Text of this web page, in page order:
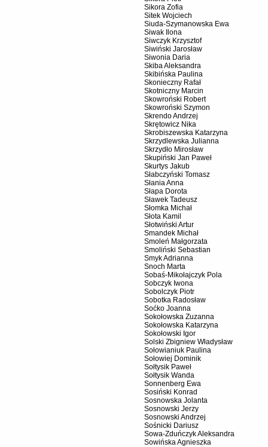
Sikora Zofia
Sitek Wojciech
Siuda-Szymanowska Ewa
Siwak Ilona
Siwczyk Krzysztof
Siwiński Jarosław
Siwonia Daria
Skiba Aleksandra
Skibińska Paulina
Skonieczny Rafał
Skotniczny Marcin
Skowroński Robert
Skowroński Szymon
Skrendo Andrzej
Skrętowicz Nika
Skrobiszewska Katarzyna
Skrzydlewska Julianna
Skrzydło Mirosław
Skupiński Jan Paweł
Skurtys Jakub
Słabczyński Tomasz
Słania Anna
Słapa Dorota
Sławek Tadeusz
Słomka Michał
Słota Kamil
Słotwiński Artur
Smandek Michał
Smoleń Małgorzata
Smoliński Sebastian
Smyk Adrianna
Snoch Marta
Sobaś-Mikołajczyk Pola
Sobczyk Iwona
Sobolczyk Piotr
Sobotka Radosław
Soćko Joanna
Sokołowska Zuzanna
Sokołowska Katarzyna
Sokołowski Igor
Solski Zbigniew Władysław
Sołowianiuk Paulina
Sołowiej Dominik
Sołtysik Paweł
Sołtysik Wanda
Sonnenberg Ewa
Sosiński Konrad
Sosnowska Jolanta
Sosnowski Jerzy
Sosnowski Andrzej
Sośnicki Dariusz
Sowa-Zduńczyk Aleksandra
Sowińska Agnieszka